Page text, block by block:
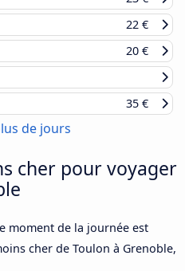
22 €
20 €
35 €
de jours
cher pour voyager
moment de la journée est
cher de Toulon à Grenoble,